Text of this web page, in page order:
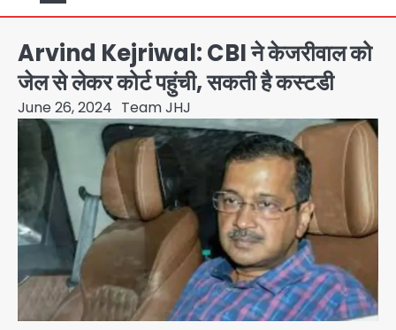
Arvind Kejriwal: CBI ने केजरीवाल को
जेल से लेकर कोर्ट पहुंची, सकती है कस्टडी
June 26, 2024 Team JHJ